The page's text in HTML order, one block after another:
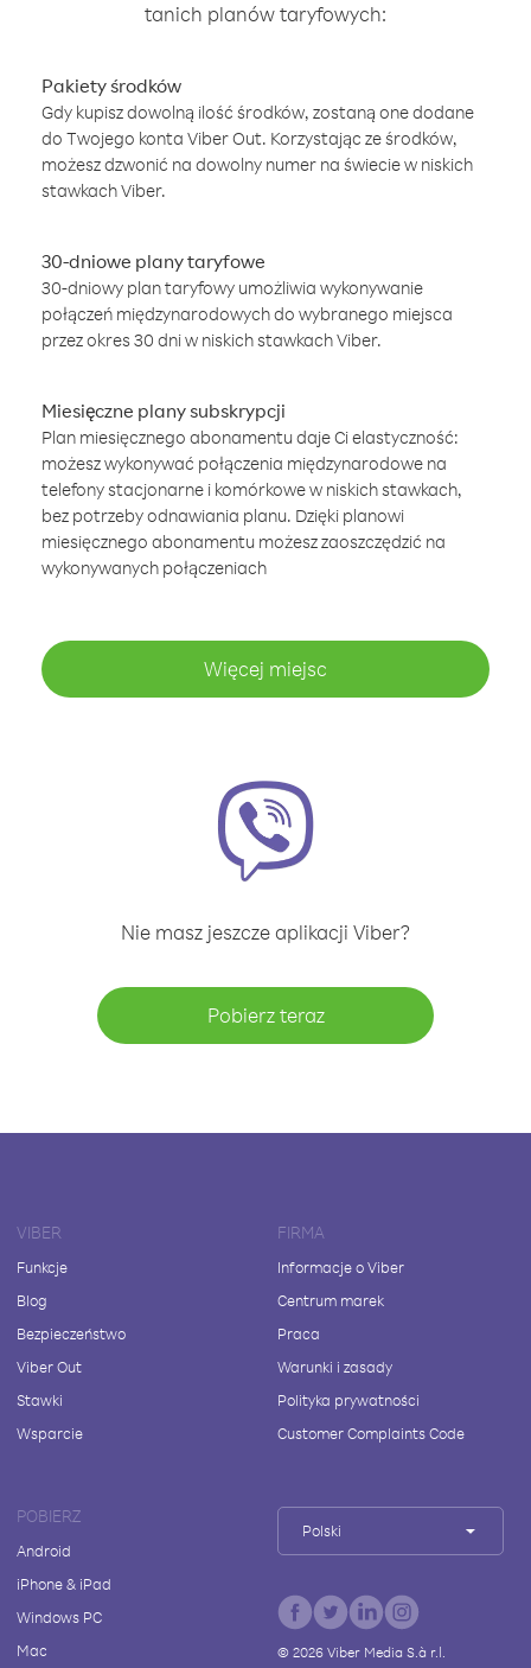
tanich planów taryfowych:
Pakiety środków
Gdy kupisz dowolną ilość środków, zostaną one dodane
do Twojego konta Viber Out. Korzystając ze środków,
możesz dzwonić na dowolny numer na świecie w niskich
stawkach Viber.
30-dniowe plany taryfowe
30-dniowy plan taryfowy umożliwia wykonywanie
połączeń międzynarodowych do wybranego miejsca
przez okres 30 dni w niskich stawkach Viber.
Miesięczne plany subskrypcji
Plan miesięcznego abonamentu daje Ci elastyczność:
możesz wykonywać połączenia międzynarodowe na
telefony stacjonarne i komórkowe w niskich stawkach,
bez potrzeby odnawiania planu. Dzięki planowi
miesięcznego abonamentu możesz zaoszczędzić na
wykonywanych połączeniach
Więcej miejsc
Nie masz jeszcze aplikacji Viber?
Pobierz teraz
VIBER
Funkcje
Blog
Bezpieczeństwo
Viber Out
Stawki
Wsparcie
FIRMA
Informacje o Viber
Centrum marek
Praca
Warunki i zasady
Polityka prywatności
Customer Complaints Code
POBIERZ
Android
iPhone & iPad
Windows PC
Mac
Polski
© 2026Viber Media S.à r.l.